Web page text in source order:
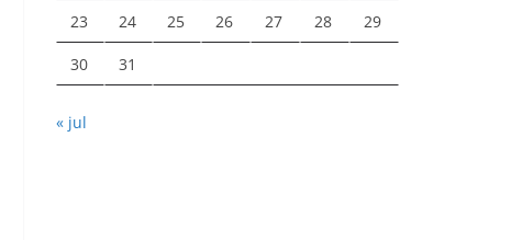
23 24 25 26 27 28 29
30 31
« jul